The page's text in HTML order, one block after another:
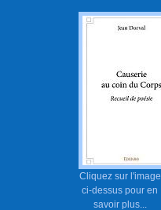
Cliquez sur l'image
ci-dessus pour en
savoir plus...